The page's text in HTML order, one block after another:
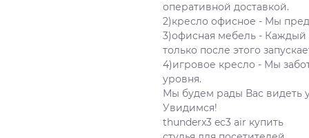
оперативной доставкой.
2)кресло офисное - Мы
3)офисная мебель - Каждый
только после этого
4)игровое кресло - Мы
уровня.
Мы будем рады Вас
Увидимся!
thunderx3 ec3 air купить